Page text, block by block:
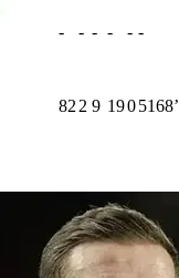
- - - - - -
82 2 9 1905168ʼ